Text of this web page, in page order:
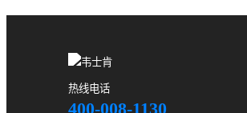
热线电话
400-008-1130